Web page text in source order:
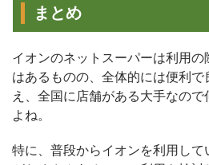
まとめ
イオンのネットスーパーは利用
はあるものの、全体的には便利
え、全国に店舗がある大手なの
よね。
特に、普段からイオンを利用して